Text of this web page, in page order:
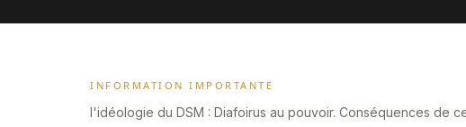
INFORMATION IMPORTANTE
l'idéologie du DSM : Diafoirus au pouvoir. Conséquences de